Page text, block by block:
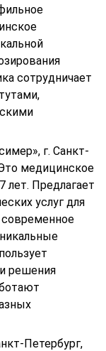
сотрудничает
г. Санкт-
медицинское
лет. Предлагает
услуг для
решения
Петербург,